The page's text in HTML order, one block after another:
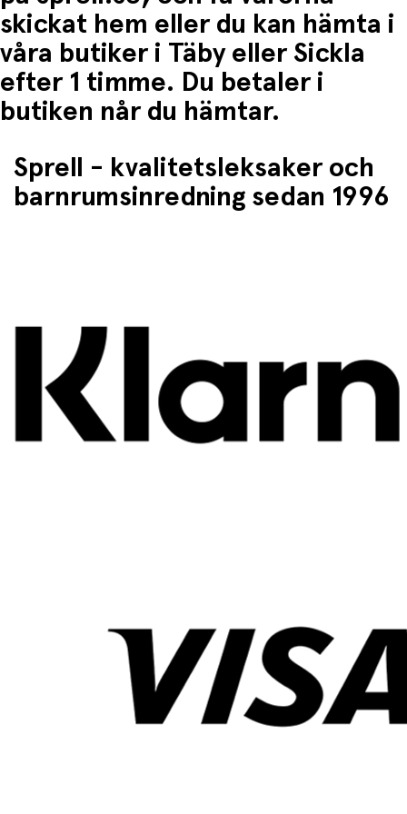
Utvecklingsfördelar
Kognitiv utveckling:
Främjar självständighet och
självförtroende.
Motorisk utveckling:Förbättrar finmotoriken
genom grepp och rörelse.
Språkutveckling: Stödjer kommunikation genom
Skötselråd
skickat hem eller du kan hämta i
våra butiker i Täby eller Sickla
efter 1 timme. Du betaler i
butiken når du hämtar.
Sprell - kvalitetsleksaker och
barnrumsinredning sedan 1996